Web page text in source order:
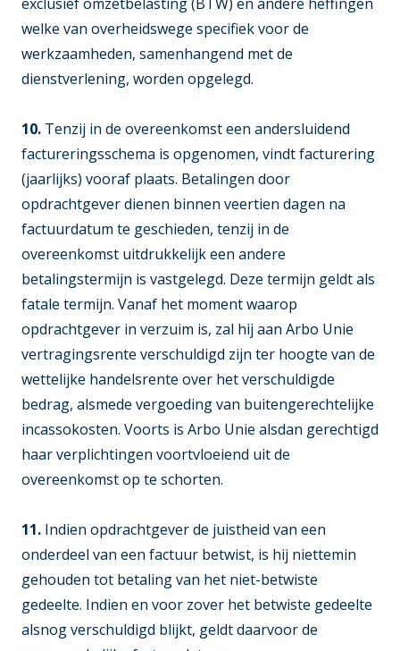
welke van overheidswege specifiek voor de
werkzaamheden, samenhangend met de
dienstverlening, worden opgelegd.
10. Tenzij in de overeenkomst een andersluidend
factureringsschema is opgenomen, vindt facturering
(jaarlijks) vooraf plaats. Betalingen door
opdrachtgever dienen binnen veertien dagen na
factuurdatum te geschieden, tenzij in de
overeenkomst uitdrukkelijk een andere
betalingstermijn is vastgelegd. Deze termijn geldt als
fatale termijn. Vanaf het moment waarop
opdrachtgever in verzuim is, zal hij aan Arbo Unie
vertragingsrente verschuldigd zijn ter hoogte van de
wettelijke handelsrente over het verschuldigde
bedrag, alsmede vergoeding van buitengerechtelijke
incassokosten. Voorts is Arbo Unie alsdan gerechtigd
haar verplichtingen voortvloeiend uit de
overeenkomst op te schorten.
11. Indien opdrachtgever de juistheid van een
onderdeel van een factuur betwist, is hij niettemin
gehouden tot betaling van het niet-betwiste
gedeelte. Indien en voor zover het betwiste gedeelte
alsnog verschuldigd blijkt, geldt daarvoor de